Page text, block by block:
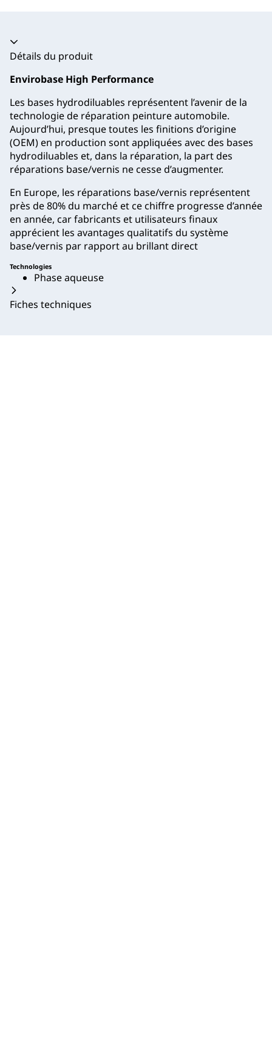
Accordéon fermé
Détails du produit
Envirobase High Performance
Les bases hydrodiluables représentent l’avenir de la
technologie de réparation peinture automobile.
Aujourd’hui, presque toutes les finitions d’origine
(OEM) en production sont appliquées avec des bases
hydrodiluables et, dans la réparation, la part des
réparations base/vernis ne cesse d’augmenter.
En Europe, les réparations base/vernis représentent
près de 80% du marché et ce chiffre progresse d’année
en année, car fabricants et utilisateurs finaux
apprécient les avantages qualitatifs du système
base/vernis par rapport au brillant direct
Technologies
Phase aqueuse
Fiches techniques